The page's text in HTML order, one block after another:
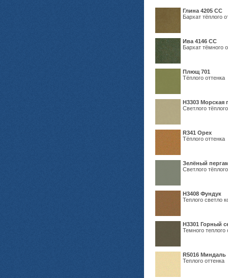
Глина 4205 СС
Бархат тёплого
Ива 4146 СС
Бархат тёмного
Плющ 701
Тёплого оттенка
H3303 Морская
Светлого
R341 Орех
Тёплого оттенка
Зелёный
Светлого
Н3408 Фундук
Теплого светло
Н3301 Горный
Темного теплого
R5016 Миндаль
Теплого оттенка